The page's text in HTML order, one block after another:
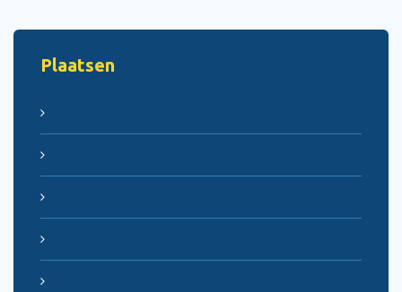
Plaatsen